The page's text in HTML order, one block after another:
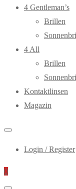
4 Gentleman’s
Brillen
4 All
Brillen
Kontaktlinsen
Magazin
Login / Register
0